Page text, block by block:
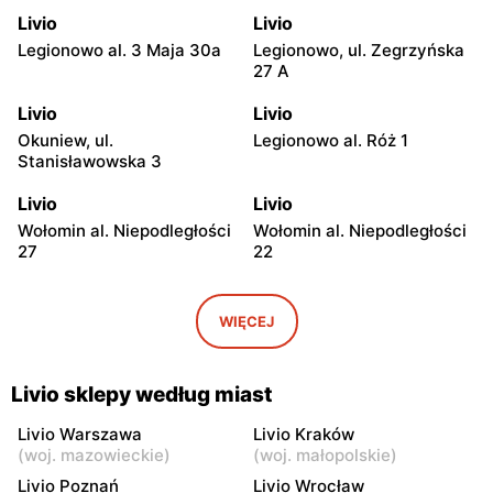
Livio
Legionowo al. 3 Maja 30a
Livio
Legionowo, ul. Zegrzyńska
27 A
Livio
Okuniew, ul.
Stanisławowska 3
Livio
Legionowo al. Róż 1
Livio
Wołomin al. Niepodległości
27
Livio
Wołomin al. Niepodległości
22
Otwock, ul. Warszawska
Livio
Otwock, ul. Wawerska 10
Livio
Wołomin, ul. Szosa
Jadowska 14B
Livio
Batorego 34
Livio Livio
WIĘCEJ
Livio sklepy według miast
Livio Warszawa
(woj. mazowieckie)
Livio Kraków
(woj. małopolskie)
Livio Poznań
Livio Wrocław